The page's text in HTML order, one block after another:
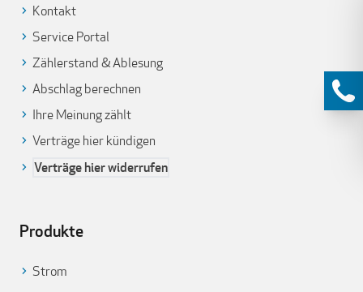
Kontakt
Service Portal
Zählerstand & Ablesung
Abschlag berechnen
Ihre Meinung zählt
Verträge hier kündigen
Verträge hier widerrufen
Produkte
Strom